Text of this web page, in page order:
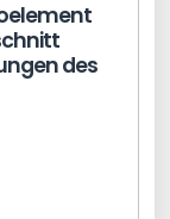
des